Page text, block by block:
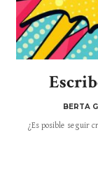
BERTA
¿Es posible seguir